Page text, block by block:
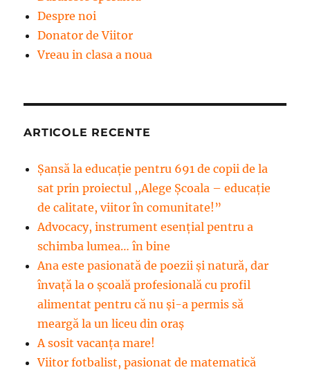
Despre noi
Donator de Viitor
Vreau in clasa a noua
ARTICOLE RECENTE
Șansă la educație pentru 691 de copii de la
sat prin proiectul ,,Alege Școala – educație
de calitate, viitor în comunitate!”
Advocacy, instrument esenţial pentru a
schimba lumea… în bine
Ana este pasionată de poezii și natură, dar
învață la o școală profesională cu profil
alimentat pentru că nu și-a permis să
meargă la un liceu din oraș
A sosit vacanța mare!
Viitor fotbalist, pasionat de matematică